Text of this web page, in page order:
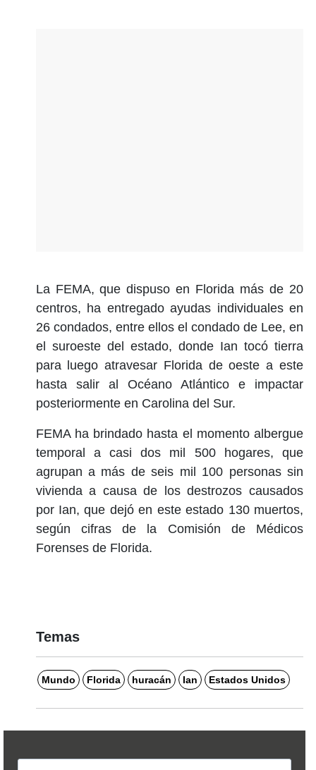
La FEMA, que dispuso en Florida más de 20
centros, ha entregado ayudas individuales en
26 condados, entre ellos el condado de Lee, en
el suroeste del estado, donde Ian tocó tierra
para luego atravesar Florida de oeste a este
hasta salir al Océano Atlántico e impactar
posteriormente en Carolina del Sur.
FEMA ha brindado hasta el momento albergue
temporal a casi dos mil 500 hogares, que
agrupan a más de seis mil 100 personas sin
vivienda a causa de los destrozos causados
por Ian, que dejó en este estado 130 muertos,
según cifras de la Comisión de Médicos
Forenses de Florida.
Temas
Mundo Florida huracán Ian Estados Unidos